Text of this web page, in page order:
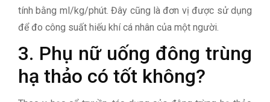
tính bằng ml/kg/phút. Đây cũng là đơn vị được sử dụng
để đo công suất hiếu khí cá nhân của một người.
3. Phụ nữ uống đông trùng
hạ thảo có tốt không?